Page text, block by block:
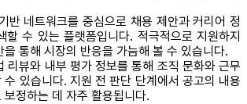
반 네트워크를 중심으로 채용 제안과 커리어 정
할 수 있는 플랫폼입니다. 적극적으로 지원하지
을 통해 시장의 반응을 가늠해 볼 수 있습니다.
리뷰와 내부 평가 정보를 통해 조직 문화와 근무
수 있습니다. 지원 전 판단 단계에서 공고의 내용
보정하는 데 자주 활용됩니다.